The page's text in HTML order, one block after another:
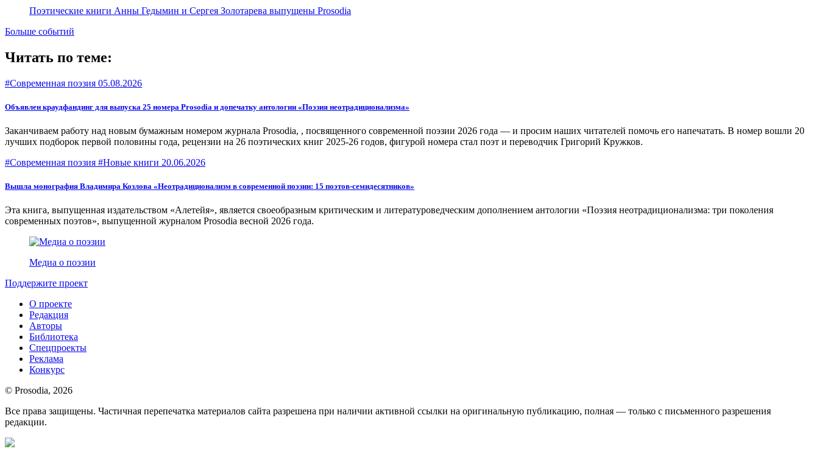
Поэтические книги Анны Гедымин и Сергея Золотарева выпущены Prosodia
Больше событий
Читать по теме:
#Современная поэзия 05.08.2026
Объявлен краудфандинг для выпуска 25 номера Prosodia и допечатку антологии «Поэзия неотрадиционализма»
Заканчиваем работу над новым бумажным номером журнала Prosodia, , посвященного современной поэзии 2026 года — и просим наших читателей помочь его напечатать. В номер вошли 20
лучших подборок первой половины года, рецензии на 26 поэтических книг 2025-26 годов, фигурой номера стал поэт и переводчик Григорий Кружков.
#Современная поэзия #Новые книги 20.06.2026
Вышла монография Владимира Козлова «Неотрадиционализм в современной поэзии: 15 поэтов-семидесятников»
Эта книга, выпущенная издательством «Алетейя», является своеобразным критическим и литературоведческим дополнением антологии «Поэзия неотрадиционализма: три поколения
современных поэтов», выпущенной журналом Prosodia весной 2026 года.
Медиа о поэзии
Поддержите проект
О проекте
Редакция
Авторы
Библиотека
Спецпроекты
Реклама
Конкурс
© Prosodia, 2026
Все права защищены. Частичная перепечатка материалов сайта разрешена при наличии активной ссылки на оригинальную публикацию, полная — только с письменного разрешения
редакции.